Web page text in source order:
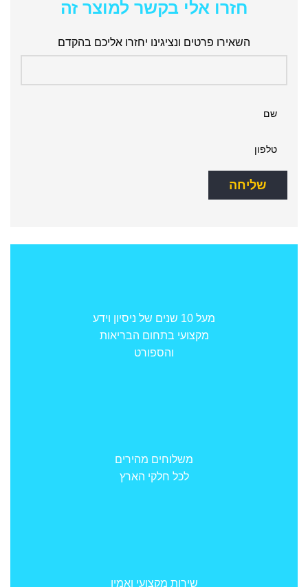
חזרו אלי בקשר למוצר זה
השאירו פרטים ונציגינו יחזרו אליכם בהקדם
מעל 10 שנים של ניסיון וידע
מקצועי בתחום הבריאות
והספורט
משלוחים מהירים
לכל חלקי הארץ
שירות מקצועי ואמין